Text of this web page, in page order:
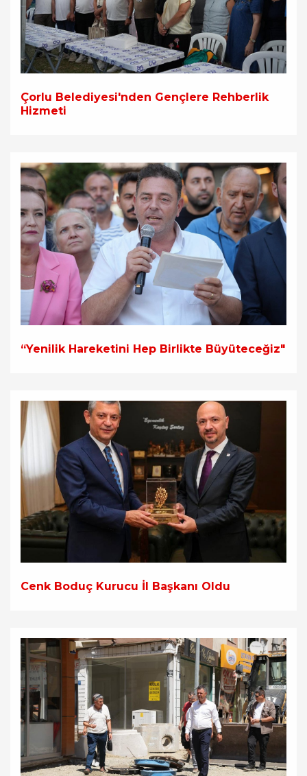
Çorlu Belediyesi'nden Gençlere Rehberlik
Hizmeti
“Yenilik Hareketini Hep Birlikte Büyüteceğiz"
Cenk Boduç Kurucu İl Başkanı Oldu